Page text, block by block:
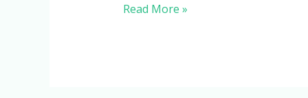
Pengusaha
Read More »